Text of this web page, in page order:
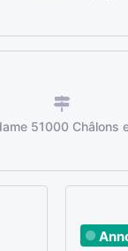
51000 Châlons